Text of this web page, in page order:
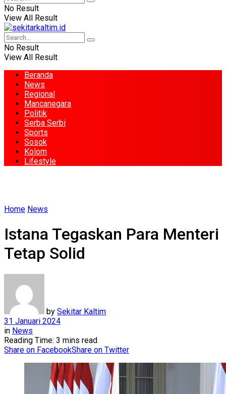
No Result
View All Result
No Result
View All Result
Beranda
News
Regional
Mancanegara
Politik
Serba Serbi
Sports
Sosok
Kolom
Lifestyle
Home News
Istana Tegaskan Para Menteri
Tetap Solid
by Sekitar Kaltim
31 Januari 2024
in News
Reading Time: 3 mins read
Share on FacebookShare on Twitter